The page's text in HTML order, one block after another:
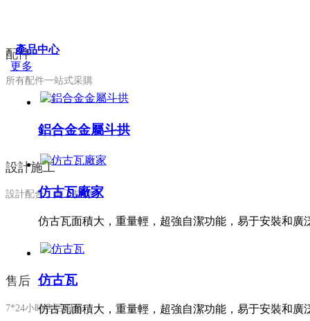
配件
所有配件一站式采購
設計施工
設計配合、施工指導
售后
7*24小時售后服務
產品中心
更多
鋁合金金屬斗拱
仿古瓦廠家
仿古瓦面積大，重量輕，超強自潔功能，易于安裝和
仿古瓦
仿古瓦面積大，重量輕，超強自潔功能，易于安裝和